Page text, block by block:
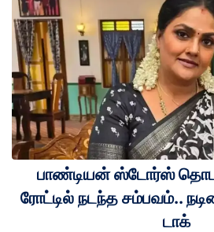
பாண்டியன் ஸ்டோர்ஸ்
ரோட்டில் நடந்த சம்பவம்..
டாக்